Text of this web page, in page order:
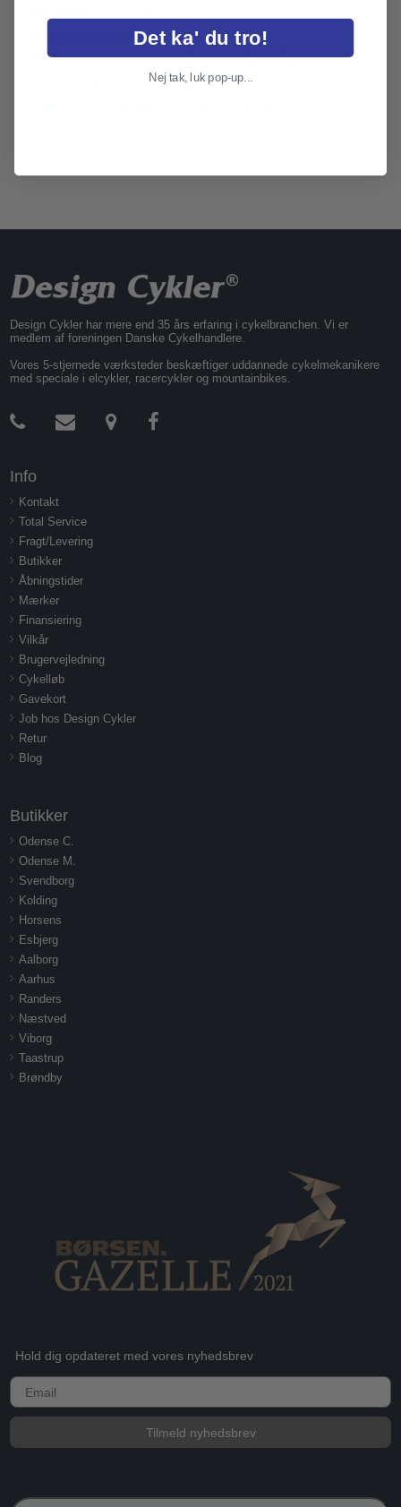
Returret:
14 dage
2 år
Sikkerhed:
Medlem afDanske Cykelhandlere
Brug for hjælp?
Design Cykler har mere end 35 års erfaring i cykelbranchen. Vi er
medlem af foreningen Danske Cykelhandlere.
Vores 5-stjernede værksteder beskæftiger uddannede cykelmekanikere
med speciale i elcykler, racercykler og mountainbikes.
Info
Kontakt
Total Service
Fragt/Levering
Butikker
Åbningstider
Mærker
Finansiering
Vilkår
Brugervejledning
Cykelløb
Gavekort
Job hos Design Cykler
Retur
Blog
Butikker
Odense C.
Odense M.
Svendborg
Kolding
Horsens
Esbjerg
Aalborg
Aarhus
Randers
Næstved
Viborg
Taastrup
Brøndby
Hold dig opdateret med vores nyhedsbrev
E-mail
Tilmeld nyhedsbrev
Det ka' du tro!
Nej tak, luk pop-up...